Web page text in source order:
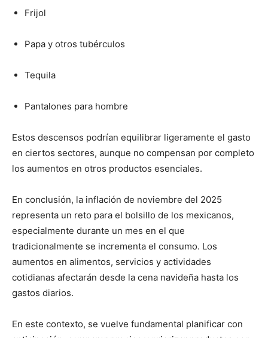
Frijol
Papa y otros tubérculos
Tequila
Pantalones para hombre
Estos descensos podrían equilibrar ligeramente el gasto
en ciertos sectores, aunque no compensan por completo
los aumentos en otros productos esenciales.
En conclusión, la inflación de noviembre del 2025
representa un reto para el bolsillo de los mexicanos,
especialmente durante un mes en el que
tradicionalmente se incrementa el consumo. Los
aumentos en alimentos, servicios y actividades
cotidianas afectarán desde la cena navideña hasta los
gastos diarios.
En este contexto, se vuelve fundamental planificar con